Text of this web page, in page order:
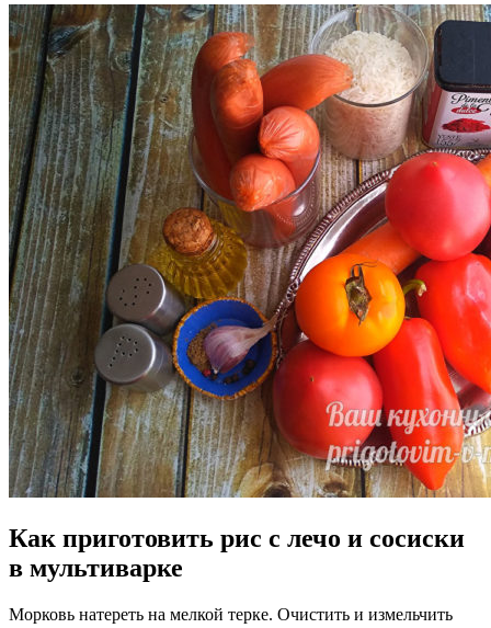
Как приготовить рис с лечо и сосиски
в мультиварке
Морковь натереть на мелкой терке. Очистить и измельчить